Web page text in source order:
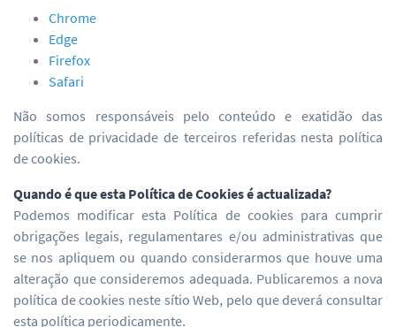
Chrome
Edge
Firefox
Safari
Não somos responsáveis pelo conteúdo e exatidão das
políticas de privacidade de terceiros referidas nesta política
de cookies.
Quando é que esta Política de Cookies é actualizada?
Podemos modificar esta Política de cookies para cumprir
obrigações legais, regulamentares e/ou administrativas que
se nos apliquem ou quando considerarmos que houve uma
alteração que consideremos adequada. Publicaremos a nova
política de cookies neste sítio Web, pelo que deverá consultar
esta política periodicamente.